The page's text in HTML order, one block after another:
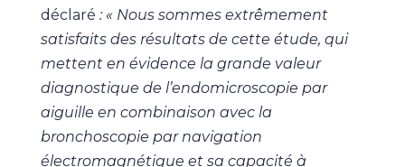
déclaré : « Nous sommes extrêmement
satisfaits des résultats de cette étude, qui
mettent en évidence la grande valeur
diagnostique de l’endomicroscopie par
aiguille en combinaison avec la
bronchoscopie par navigation
électromagnétique et sa capacité à